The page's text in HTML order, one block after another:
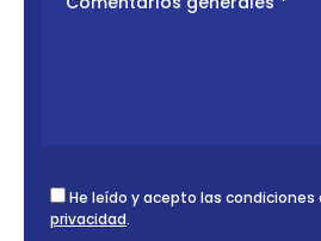
He leído y acepto las condiciones
privacidad.